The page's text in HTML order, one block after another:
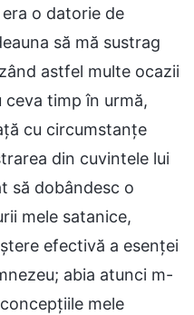
o datorie de
să mă sustrag
astfel multe ocazii
ceva timp în urmă,
cu circumstanțe
din cuvintele lui
să dobândesc o
mele satanice,
efectivă a esenței
abia atunci m-
mele